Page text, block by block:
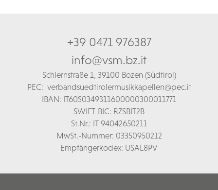
+39 0471 976387
info@vsm.bz.it
Schlernstraße 1, 39100 Bozen (Südtirol)
PEC: verbandsuedtirolermusikkapellen@pec.it
IBAN: IT60S0349311600000300011771
SWIFT-BIC: RZSBIT2B
St.Nr.: IT 94042650211
MwSt.-Nummer: 03350950212
Empfängerkodex: USAL8PV